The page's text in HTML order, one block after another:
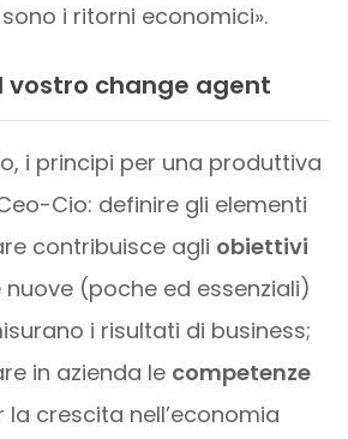
i ritorni economici».
vostro change agent
i principi per una produttiva
Cio: definire gli elementi
contribuisce agli obiettivi
nuove (poche ed essenziali)
i risultati di business;
in azienda le competenze
la crescita nell’economia